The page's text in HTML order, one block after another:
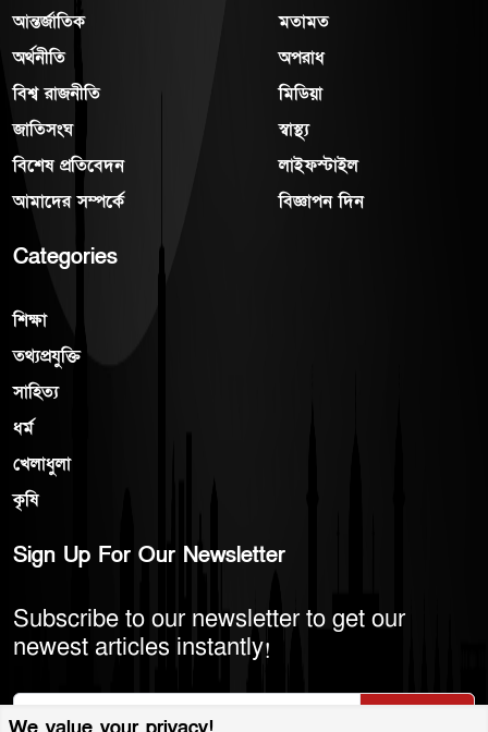
আন্তর্জাতিক
অর্থনীতি
বিশ্ব রাজনীতি
জাতিসংঘ
বিশেষ প্রতিবেদন
আমাদের সম্পর্কে
মতামত
অপরাধ
মিডিয়া
স্বাস্থ্য
লাইফস্টাইল
বিজ্ঞাপন দিন
Categories
শিক্ষা
তথ্যপ্রযুক্তি
সাহিত্য
ধর্ম
খেলাধুলা
কৃষি
Sign Up For Our Newsletter
Subscribe to our newsletter to get our
newest articles instantly!